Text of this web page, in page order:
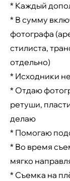
* Каждый
* В сумму
фотографа
стилиста,
отдельно)
* Исходники
* Отдаю
ретуши,
делаю
* Помогаю
* Во время
мягко
* Съемка на